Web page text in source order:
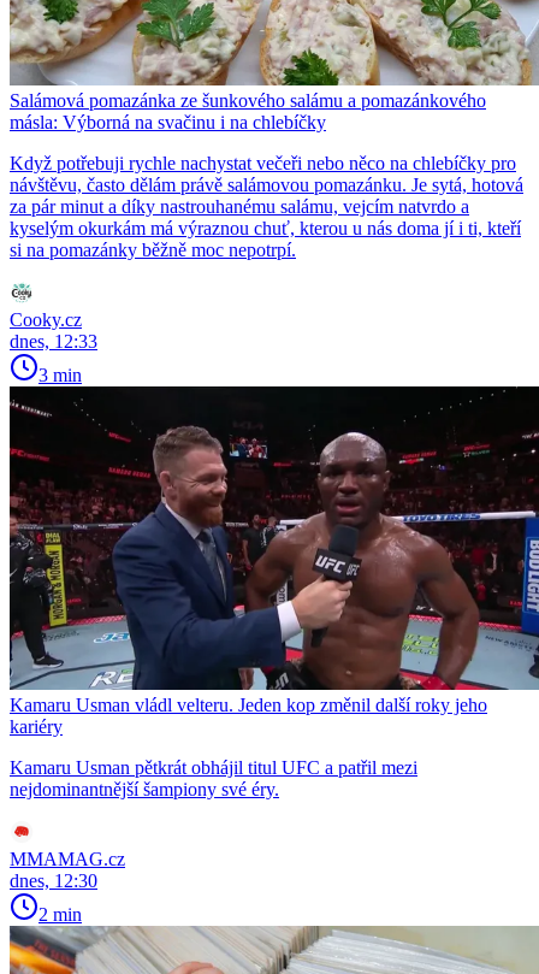
Salámová pomazánka ze šunkového salámu a pomazánkového
másla: Výborná na svačinu i na chlebíčky
Když potřebuji rychle nachystat večeři nebo něco na chlebíčky pro
návštěvu, často dělám právě salámovou pomazánku. Je sytá, hotová
za pár minut a díky nastrouhanému salámu, vejcím natvrdo a
kyselým okurkám má výraznou chuť, kterou u nás doma jí i ti, kteří
si na pomazánky běžně moc nepotrpí.
Cooky.cz
dnes, 12:33
3 min
Kamaru Usman vládl velteru. Jeden kop změnil další roky jeho
kariéry
Kamaru Usman pětkrát obhájil titul UFC a patřil mezi
nejdominantnější šampiony své éry.
MMAMAG.cz
dnes, 12:30
2 min